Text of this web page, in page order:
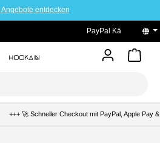
Angebote entdecken
+++ 🚀 Schneller Checkout mit PayPal, Apple Pay